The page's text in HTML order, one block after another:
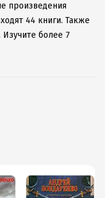
произведения
44 книги. Также
Изучите более 7
даже без